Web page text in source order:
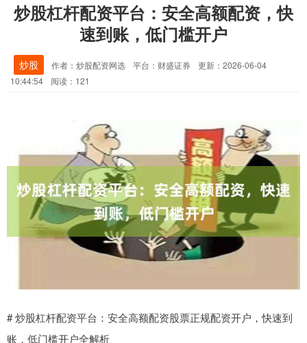
炒股杠杆配资平台：安全高额配资，快
速到账，低门槛开户
炒股 作者：炒股配资网选 平台：财盛证券
更新：2026-06-04
10:44:54
阅读：121
# 炒股杠杆配资平台：安全高额配资股票正规配资开户，快速到
账，低门槛开户全解析